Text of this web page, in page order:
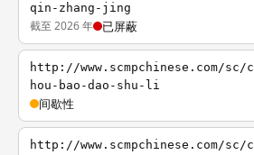
qin-zhang-jing
截至 2026 年 已屏蔽
http://www.scmpchinese.com/sc/
hou-bao-dao-shu-li
间歇性
http://www.scmpchinese.com/